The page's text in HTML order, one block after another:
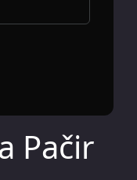
Pačir